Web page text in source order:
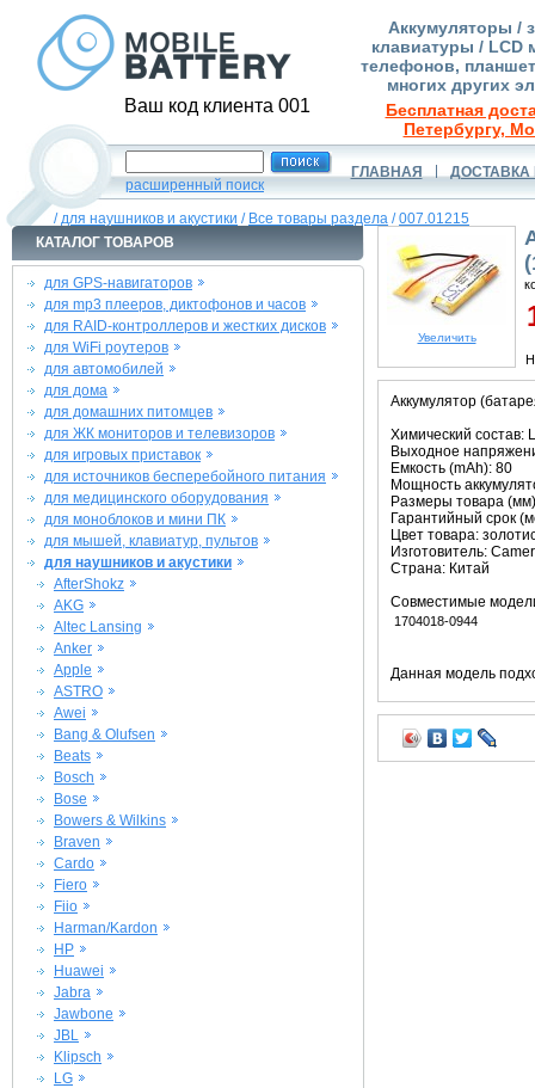
Ваш код клиента 001
Аккумуляторы /
клавиатуры / LCD
телефонов,
многих других
Бесплатная
Петербургу,
расширенный поиск
ГЛАВНАЯ ДОСТАВКА
/для наушников и акустики / Все товары раздела /007.01215
КАТАЛОГ ТОВАРОВ
для GPS-навигаторов
для mp3 плееров, диктофонов и часов
для RAID-контроллеров и жестких дисков
для WiFi роутеров
для автомобилей
для дома
для домашних питомцев
для ЖК мониторов и телевизоров
для игровых приставок
для источников бесперебойного питания
для медицинского оборудования
для моноблоков и мини ПК
для мышей, клавиатур, пультов
для наушников и акустики
AfterShokz
AKG
Altec Lansing
Anker
Apple
ASTRO
Awei
Bang & Olufsen
Beats
Bosch
Bose
Bowers & Wilkins
Braven
Cardo
Fiero
Fiio
Harman/Kardon
HP
Huawei
Jabra
Jawbone
JBL
Klipsch
LG
Увеличить
Аккумулятор
Химический состав:
Выходное
Емкость (mAh): 80
Мощность
Размеры товара
Гарантийный срок
Цвет товара:
Изготовитель:
Страна: Китай
Совместимые
1704018-0944
Данная модель